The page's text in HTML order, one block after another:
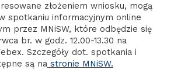
złożeniem wniosku, mogą
spotkaniu informacyjnym online
przez MNiSW, które odbędzie się
br. w godz. 12.00-13.30 na
Szczegóły dot. spotkania i
są nastronie MNiSW.